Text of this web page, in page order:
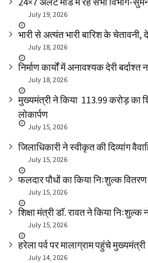
July 19, 2026
भारी से अत्यंत भारी बारिश के
July 18, 2026
निर्माण कार्यों में अनावश्यक देरी बर्दाश्त
July 18, 2026
मुख्यमंत्री ने किया ₹ 113.99 करोड़ का
लोकार्पण
July 15, 2026
जिलाधिकारी ने स्वीकृत की दिव्यांग
July 15, 2026
फलदार पौधों का किया निःशुल्क वितरण
July 15, 2026
शिक्षा मंत्री डाॅ. रावत ने किया
July 15, 2026
हरेला पर्व पर मालाग्राम पहुंचे मुख्यमंत्री
July 14, 2026